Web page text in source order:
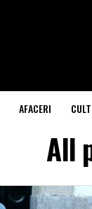
AFACERI
All